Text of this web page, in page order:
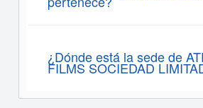
¿Dónde está la sede de
FILMS SOCIEDAD